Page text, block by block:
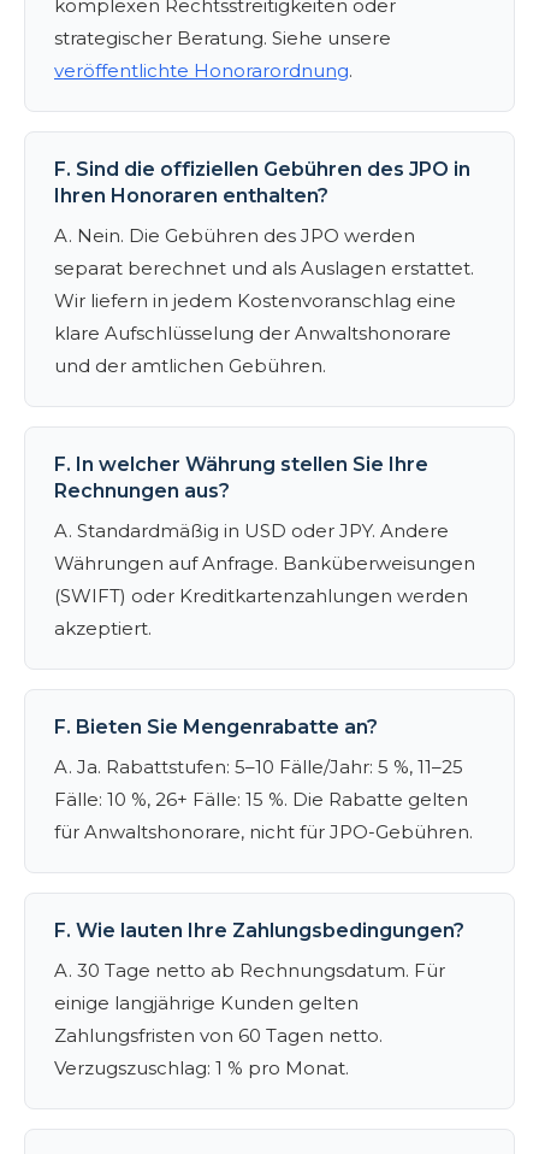
komplexen Rechtsstreitigkeiten oder
strategischer Beratung. Siehe unsere
veröffentlichte Honorarordnung.
F. Sind die offiziellen Gebühren des JPO in
Ihren Honoraren enthalten?
A. Nein. Die Gebühren des JPO werden
separat berechnet und als Auslagen erstattet.
Wir liefern in jedem Kostenvoranschlag eine
klare Aufschlüsselung der Anwaltshonorare
und der amtlichen Gebühren.
F. In welcher Währung stellen Sie Ihre
Rechnungen aus?
A. Standardmäßig in USD oder JPY. Andere
Währungen auf Anfrage. Banküberweisungen
(SWIFT) oder Kreditkartenzahlungen werden
akzeptiert.
F. Bieten Sie Mengenrabatte an?
A. Ja. Rabattstufen: 5–10 Fälle/Jahr: 5 %, 11–25
Fälle: 10 %, 26+ Fälle: 15 %. Die Rabatte gelten
für Anwaltshonorare, nicht für JPO-Gebühren.
F. Wie lauten Ihre Zahlungsbedingungen?
A. 30 Tage netto ab Rechnungsdatum. Für
einige langjährige Kunden gelten
Zahlungsfristen von 60 Tagen netto.
Verzugszuschlag: 1 % pro Monat.